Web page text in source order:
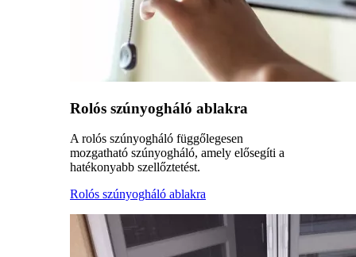
Rolós szúnyogháló ablakra
A rolós szúnyogháló függőlegesen
mozgatható szúnyogháló, amely elősegíti a
hatékonyabb szellőztetést.
Rolós szúnyogháló ablakra